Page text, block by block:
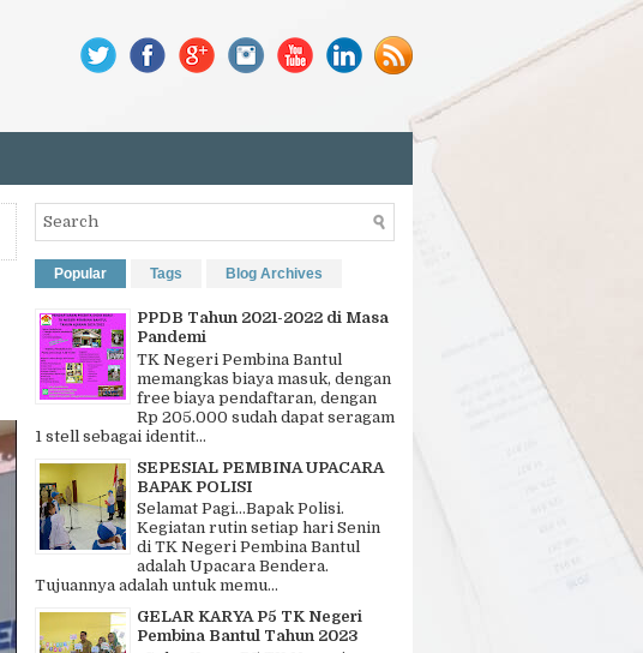
Popular Tags Blog Archives
PPDB Tahun 2021-2022 di Masa
Pandemi
TK Negeri Pembina Bantul
memangkas biaya masuk, dengan
free biaya pendaftaran, dengan
Rp 205.000 sudah dapat seragam
1 stell sebagai identit...
SEPESIAL PEMBINA UPACARA
BAPAK POLISI
Selamat Pagi…Bapak Polisi.
Kegiatan rutin setiap hari Senin
di TK Negeri Pembina Bantul
adalah Upacara Bendera.
Tujuannya adalah untuk memu...
GELAR KARYA P5 TK Negeri
Pembina Bantul Tahun 2023